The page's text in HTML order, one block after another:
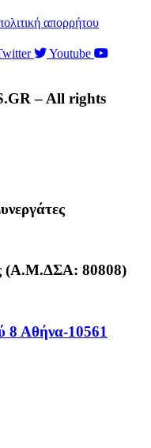
απορρήτου
Youtube
– All rights
(Α.Μ.ΔΣΑ: 80808)
Αθήνα-10561